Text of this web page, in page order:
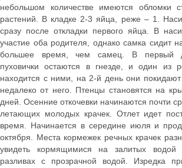
небольшом количестве имеются обломки
растений. В кладке 2-3 яйца, реже – 1.
сразу после откладки первого яйца. В
участие оба родителя, однако самка сидит
большее время, чем самец. В первый
пуховички остаются в гнезде, и один из
находится с ними, на 2-й день они покидают
недалеко от него. Птенцы становятся на
дней. Осенние откочевки начинаются почти
летающих молодых крачек. Отлет идет
время. Начинается в середине июля и
октября. Места кормежек речных крачек
увидеть кормящимися на залитых
разливах с прозрачной водой. Изредка